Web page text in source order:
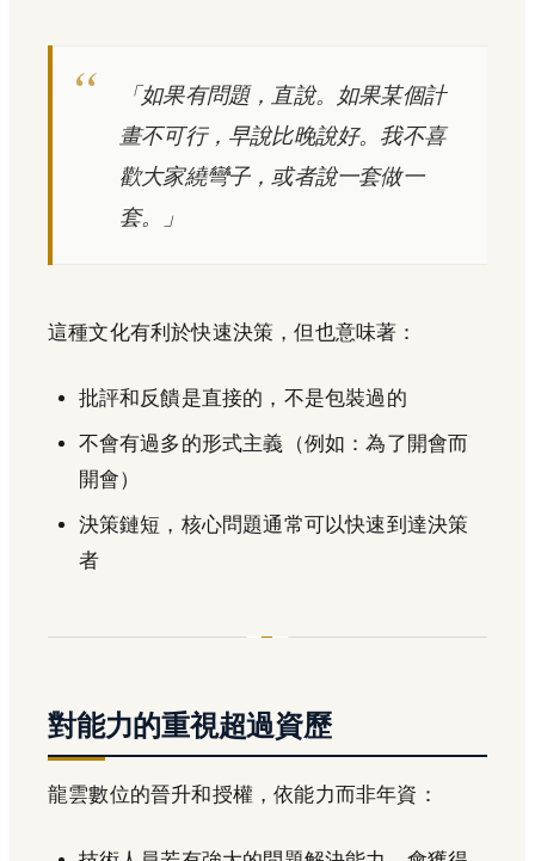
「如果有問題，直說。如果某個計
畫不可行，早說比晚說好。我不喜
歡大家繞彎子，或者說一套做一
套。」
這種文化有利於快速決策，但也意味著：
批評和反饋是直接的，不是包裝過的
不會有過多的形式主義（例如：為了開會而
開會）
決策鏈短，核心問題通常可以快速到達決策
者
對能力的重視超過資歷
龍雲數位的晉升和授權，依能力而非年資：